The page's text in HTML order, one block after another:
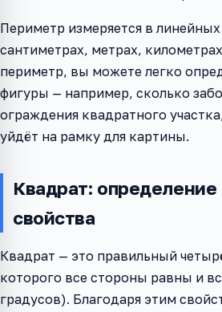
Периметр измеряется в
сантиметрах, метрах,
периметр, вы можете легко
фигуры — например, сколько
ограждения квадратного
уйдёт на рамку для картины.
Квадрат:
свойства
Квадрат — это правильный
которого все стороны равны и
градусов). Благодаря этим